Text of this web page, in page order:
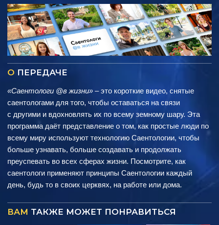
О ПЕРЕДАЧЕ
«Саентологи @в жизни» – это короткие видео, снятые
саентологами для того, чтобы оставаться на связи
с другими и вдохновлять их по всему земному шару. Эта
программа даёт представление о том, как простые люди по
всему миру используют технологию Саентологии, чтобы
больше узнавать, больше создавать и продолжать
преуспевать во всех сферах жизни. Посмотрите, как
саентологи применяют принципы Саентологии каждый
день, будь то в своих церквях, на работе или дома.
ВАМ ТАКЖЕ МОЖЕТ ПОНРАВИТЬСЯ